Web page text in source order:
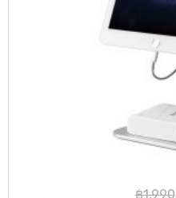
฿1,990